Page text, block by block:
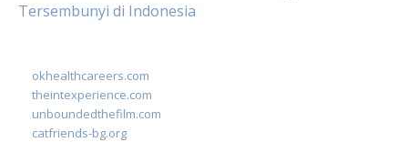
Tersembunyi di Indonesia
okhealthcareers.com
theintexperience.com
unboundedthefilm.com
catfriends-bg.org